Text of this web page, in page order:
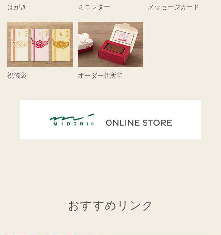
はがき ミニレター メッセージカード
祝儀袋 オーダー住所印
おすすめリンク